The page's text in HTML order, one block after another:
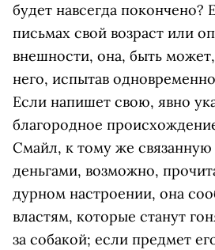
будет навсегда покончено?
письмах свой возраст или
внешности, она, быть
него, испытав
Если напишет свою, явно
благородное
Смайл, к тому же
деньгами, возможно,
дурном настроении, она
властям, которые станут
за собакой; если предмет